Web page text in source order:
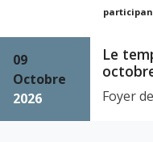
09
Octobre
2026
Le
Foyer